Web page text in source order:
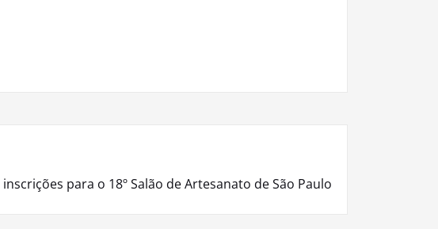
para o 18º Salão de Artesanato de São Paulo